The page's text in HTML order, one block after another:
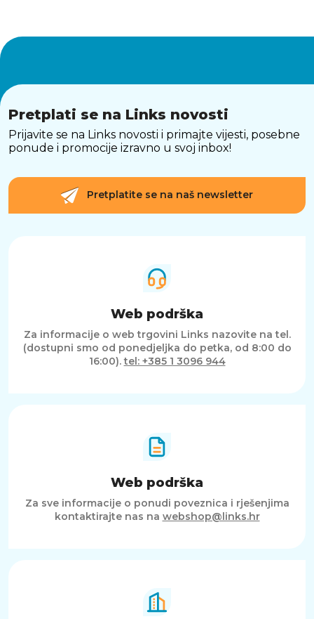
Pretplati se na Links novosti
Prijavite se na Links novosti i primajte vijesti, posebne
ponude i promocije izravno u svoj inbox!
Pretplatite se na naš newsletter
Web podrška
Za informacije o web trgovini Links nazovite na tel.
(dostupni smo od ponedjeljka do petka, od 8:00 do
16:00).tel: +385 1 3096 944
Web podrška
Za sve informacije o ponudi poveznica i rješenjima
kontaktirajte nas na webshop@links.hr